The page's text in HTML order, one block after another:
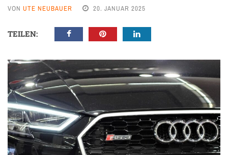
VON UTE NEUBAUER 20. JANUAR 2025
TEILEN: